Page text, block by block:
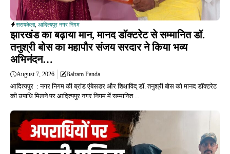
सरायकेला, आदित्यपुर नगर निगम
झारखंड का बढ़ाया मान, मानद डॉक्टरेट से सम्मानित डॉ.
तनुश्री बोस का महापौर संजय सरदार ने किया भव्य
अभिनंदन…
August 7, 2026 Balram Panda
आदित्यपुर : नगर निगम की ब्रांड एंबेसडर और शिक्षाविद् डॉ. तनुश्री बोस को मानद डॉक्टरेट
की उपाधि मिलने पर आदित्यपुर नगर निगम में सम्मानित ...